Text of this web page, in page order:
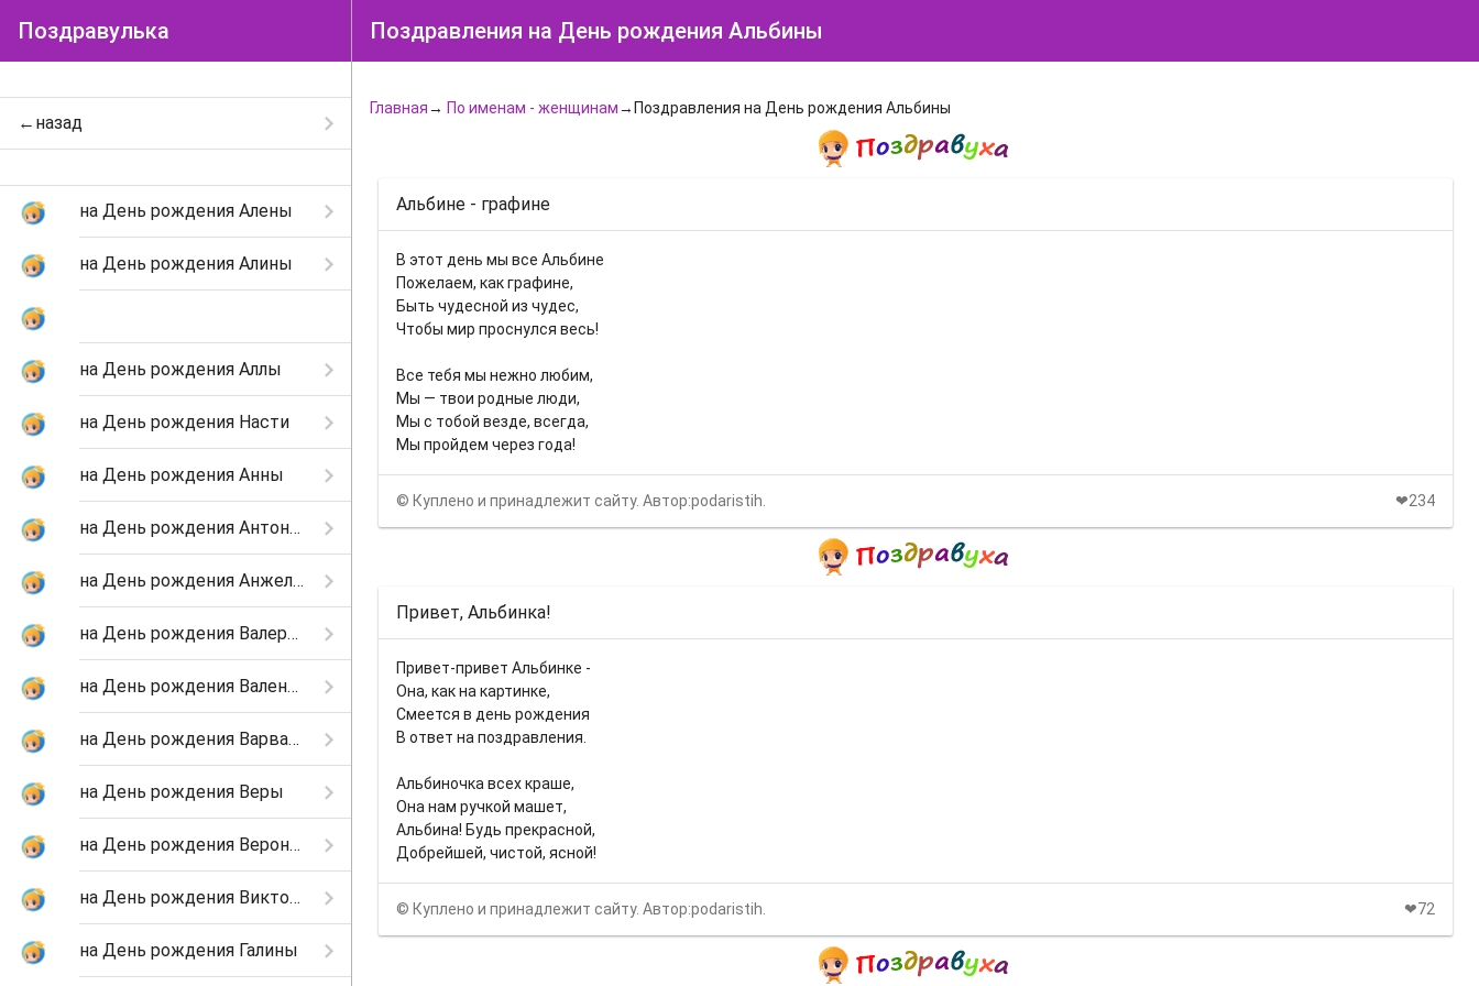
Поздравулька
←назад
на День рождения Алены
на День рождения Алины
на День рождения Аллы
на День рождения Насти
на День рождения Анны
на День рождения Антонины
на День рождения Анжелы
на День рождения Валерии
на День рождения Валентины
на День рождения Варвары
на День рождения Веры
на День рождения Вероники
на День рождения Виктории
на День рождения Галины
Поздравления на День рождения Альбины
Главная→ По именам - женщинам→Поздравления на День рождения Альбины
Альбине - графине
В этот день мы все Альбине
Пожелаем, как графине,
Быть чудесной из чудес,
Чтобы мир проснулся весь!
Все тебя мы нежно любим,
Мы — твои родные люди,
Мы с тобой везде, всегда,
Мы пройдем через года!
© Куплено и принадлежит сайту. Автор:podaristih. ❤234
Привет, Альбинка!
Привет-привет Альбинке -
Она, как на картинке,
Смеется в день рождения
В ответ на поздравления.
Альбиночка всех краше,
Она нам ручкой машет,
Альбина! Будь прекрасной,
Добрейшей, чистой, ясной!
© Куплено и принадлежит сайту. Автор:podaristih. ❤72